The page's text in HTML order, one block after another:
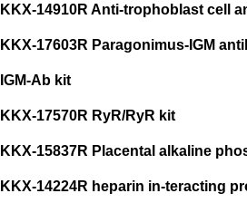
KKX-14910R Anti-trophoblast cell
KKX-17603R Paragonimus-IGM
IGM-Ab kit
KKX-17570R RyR/RyR kit
KKX-15837R Placental alkaline
KKX-14224R heparin in-teracting